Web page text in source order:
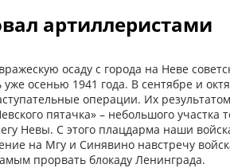
артиллеристами
осаду с города на Неве
осенью 1941 года. В сентябре и
операции. Их
пятачка» – небольшого участка
Невы. С этого плацдарма наши
на Мгу и Синявино навстречу
прорвать блокаду Ленинграда.